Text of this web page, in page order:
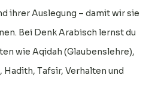
ihrer Auslegung – damit wir sie
Bei Denk Arabisch lernst du
wie Aqidah (Glaubenslehre),
Hadith, Tafsir, Verhalten und